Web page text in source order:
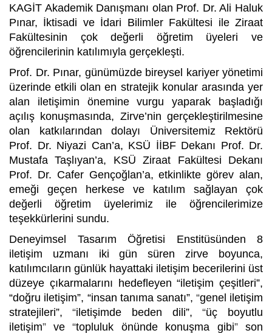
KAGİT Akademik Danışmanı olan Prof. Dr. Ali Haluk
Pınar, İktisadi ve İdari Bilimler Fakültesi ile Ziraat
Fakültesinin çok değerli öğretim üyeleri ve
öğrencilerinin katılımıyla gerçekleşti.
Prof. Dr. Pınar, günümüzde bireysel kariyer yönetimi
üzerinde etkili olan en stratejik konular arasında yer
alan iletişimin önemine vurgu yaparak başladığı
açılış konuşmasında, Zirve’nin gerçekleştirilmesine
olan katkılarından dolayı Üniversitemiz Rektörü
Prof. Dr. Niyazi Can’a, KSÜ İİBF Dekanı Prof. Dr.
Mustafa Taşlıyan’a, KSÜ Ziraat Fakültesi Dekanı
Prof. Dr. Cafer Gençoğlan’a, etkinlikte görev alan,
emeği geçen herkese ve katılım sağlayan çok
değerli öğretim üyelerimiz ile öğrencilerimize
teşekkürlerini sundu.
Deneyimsel Tasarım Öğretisi Enstitüsünden 8
iletişim uzmanı iki gün süren zirve boyunca,
katılımcıların günlük hayattaki iletişim becerilerini üst
düzeye çıkarmalarını hedefleyen “iletişim çeşitleri”,
“doğru iletişim”, “insan tanıma sanatı”, “genel iletişim
stratejileri”,
“iletişimde beden dili”, “üç boyutlu
iletişim” ve “topluluk önünde konuşma gibi”
son